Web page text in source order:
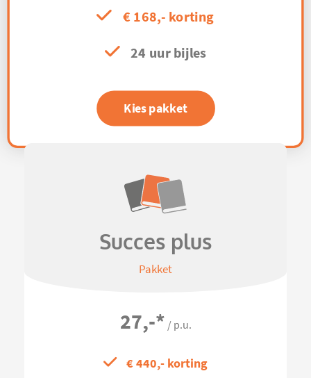
€ 168,- korting
24 uur bijles
Kies pakket
Succes plus
Pakket
27,-* / p.u.
€ 440,- korting